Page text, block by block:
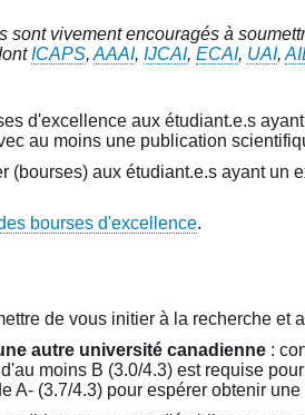
sont vivement encouragés à
ICAPS, AAAI, IJCAI, ECAI, UAI,
d'excellence aux étudiant.e.s
au moins une publication
aux étudiant.e.s ayant un
bourses d'excellence.
de vous initier à la recherche
autre université canadienne :
moins B (3.0/4.3) est requise
A- (3.7/4.3) pour espérer obtenir une